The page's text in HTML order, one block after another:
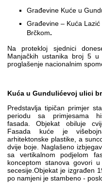
Građevine Kuće u
Građevine – Kuća
Brčkom.
Na protekloj sjednici
Manjačkih ustanika broj 5 u
proglašenje nacionalnim
Kuća u Gundulićevoj ulici
Predstavlja tipičan primjer
periodu sa primjesama
fasada. Objekat obiluje
Fasada kuće je
arhitektonske plastike, a
dvije boje. Naglašeno
sa vertikalnom podjelom
konceptom stanova govori
secesije.Objekat je izgrađen
po namjeni je stambeno -